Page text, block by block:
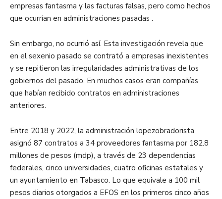
empresas fantasma y las facturas falsas, pero como hechos
que ocurrían en administraciones pasadas .
Sin embargo, no ocurrió así. Esta investigación revela que
en el sexenio pasado se contrató a empresas inexistentes
y se repitieron las irregularidades administrativas de los
gobiernos del pasado. En muchos casos eran compañías
que habían recibido contratos en administraciones
anteriores.
Entre 2018 y 2022, la administración lopezobradorista
asignó 87 contratos a 34 proveedores fantasma por 182.8
millones de pesos (mdp), a través de 23 dependencias
federales, cinco universidades, cuatro oficinas estatales y
un ayuntamiento en Tabasco. Lo que equivale a 100 mil
pesos diarios otorgados a EFOS en los primeros cinco años